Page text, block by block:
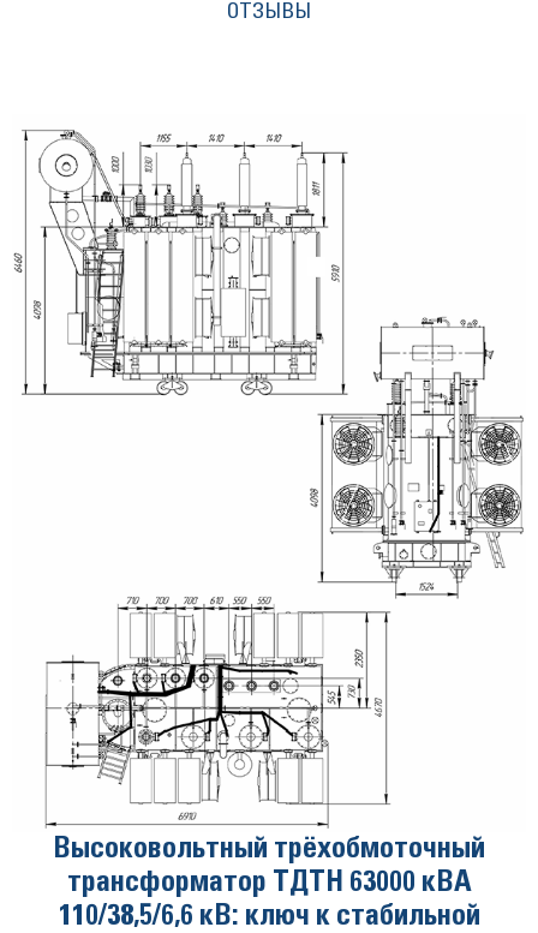
ОТЗЫВЫ
Высоковольтный трёхобмоточный
трансформатор ТДТН 63000 кВА
110/38,5/6,6 кВ: ключ к стабильной